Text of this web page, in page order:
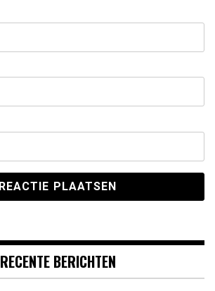
RECENTE BERICHTEN